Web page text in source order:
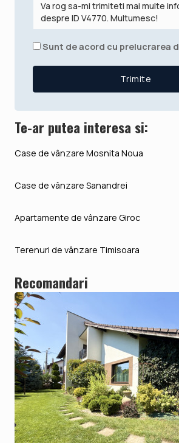
Sunt de acord cu prelucrarea
Te-ar putea interesa si:
Case de vânzare Mosnita Noua
Case de vânzare Sanandrei
Apartamente de vânzare Giroc
Terenuri de vânzare Timisoara
Recomandari